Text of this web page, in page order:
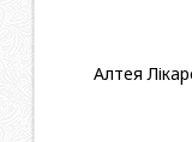
Алтея